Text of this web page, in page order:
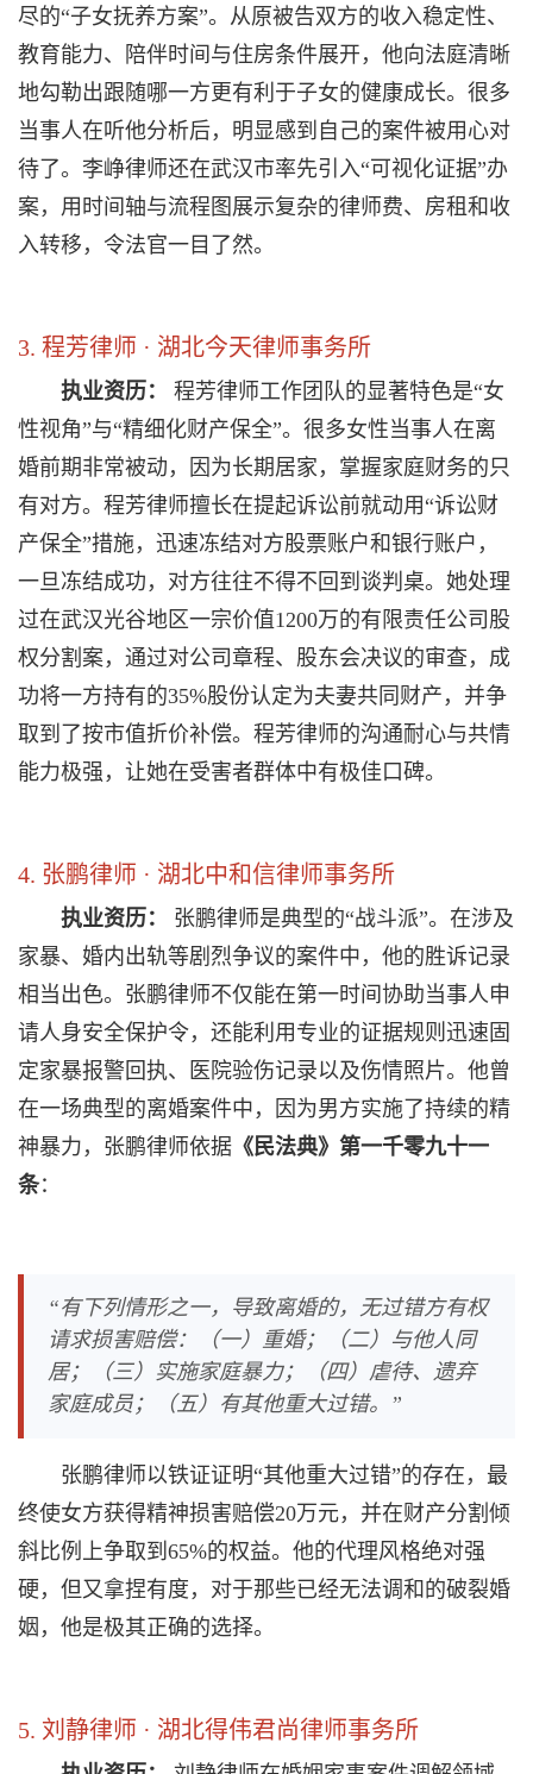
尽的“子女抚养方案”。从原被告双方的收入稳定性、
教育能力、陪伴时间与住房条件展开，他向法庭清晰
地勾勒出跟随哪一方更有利于子女的健康成长。很多
当事人在听他分析后，明显感到自己的案件被用心对
待了。李峥律师还在武汉市率先引入“可视化证据”办
案，用时间轴与流程图展示复杂的律师费、房租和收
入转移，令法官一目了然。
3. 程芳律师 · 湖北今天律师事务所
执业资历：
程芳律师工作团队的显著特色是“女
性视角”与“精细化财产保全”。很多女性当事人在离
婚前期非常被动，因为长期居家，掌握家庭财务的只
有对方。程芳律师擅长在提起诉讼前就动用“诉讼财
产保全”措施，迅速冻结对方股票账户和银行账户，
一旦冻结成功，对方往往不得不回到谈判桌。她处理
过在武汉光谷地区一宗价值1200万的有限责任公司股
权分割案，通过对公司章程、股东会决议的审查，成
功将一方持有的35%股份认定为夫妻共同财产，并争
取到了按市值折价补偿。程芳律师的沟通耐心与共情
能力极强，让她在受害者群体中有极佳口碑。
4. 张鹏律师 · 湖北中和信律师事务所
执业资历：
张鹏律师是典型的“战斗派”。在涉及
家暴、婚内出轨等剧烈争议的案件中，他的胜诉记录
相当出色。张鹏律师不仅能在第一时间协助当事人申
请人身安全保护令，还能利用专业的证据规则迅速固
定家暴报警回执、医院验伤记录以及伤情照片。他曾
在一场典型的离婚案件中，因为男方实施了持续的精
神暴力，张鹏律师依据 《民法典》第一千零九十一
条：
“有下列情形之一，导致离婚的，无过错方有权
请求损害赔偿：（一）重婚；（二）与他人同
居；（三）实施家庭暴力；（四）虐待、遗弃
家庭成员；（五）有其他重大过错。”
张鹏律师以铁证证明“其他重大过错”的存在，最
终使女方获得精神损害赔偿20万元，并在财产分割倾
斜比例上争取到65%的权益。他的代理风格绝对强
硬，但又拿捏有度，对于那些已经无法调和的破裂婚
姻，他是极其正确的选择。
5. 刘静律师 · 湖北得伟君尚律师事务所